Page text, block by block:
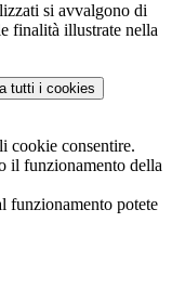
si avvalgono di
finalità illustrate nella
tutti i cookies
cookie consentire.
il funzionamento della
funzionamento potete